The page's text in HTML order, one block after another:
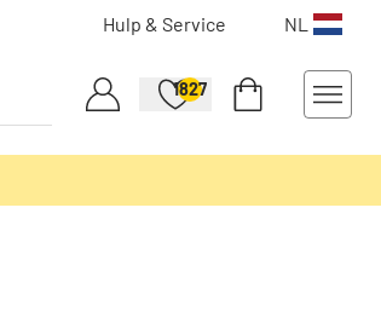
Hulp & Service NL
1827